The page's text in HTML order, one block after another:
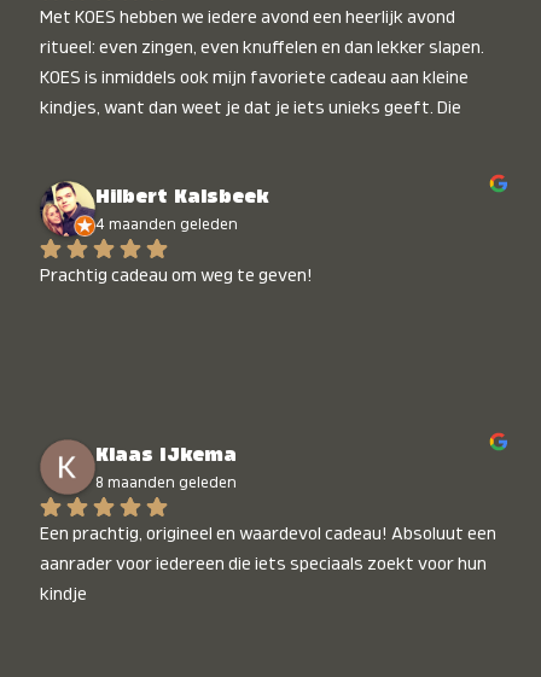
Met KOES hebben we iedere avond een heerlijk avond
ritueel: even zingen, even knuffelen en dan lekker slapen.
KOES is inmiddels ook mijn favoriete cadeau aan kleine
kindjes, want dan weet je dat je iets unieks geeft. Die
Hilbert Kalsbeek
4 maanden geleden
Prachtig cadeau om weg te geven!
Klaas IJkema
8 maanden geleden
Een prachtig, origineel en waardevol cadeau! Absoluut een
aanrader voor iedereen die iets speciaals zoekt voor hun
kindje